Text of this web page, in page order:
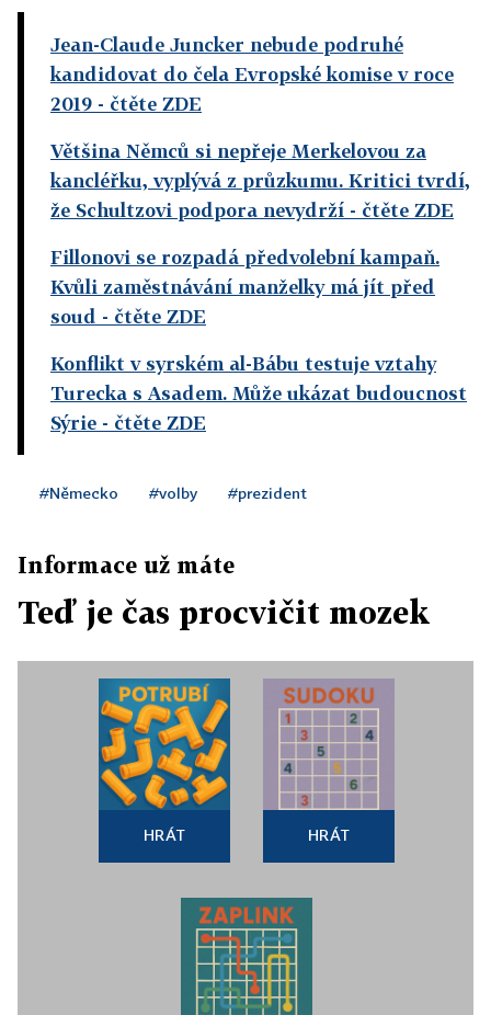
Jean-Claude Juncker nebude podruhé
kandidovat do čela Evropské komise v roce
2019 - čtěte ZDE
Většina Němců si nepřeje Merkelovou za
kancléřku, vyplývá z průzkumu. Kritici tvrdí,
že Schultzovi podpora nevydrží - čtěte ZDE
Fillonovi se rozpadá předvolební kampaň.
Kvůli zaměstnávání manželky má jít před
soud - čtěte ZDE
Konflikt v syrském al-Bábu testuje vztahy
Turecka s Asadem. Může ukázat budoucnost
Sýrie - čtěte ZDE
#Německo #volby #prezident
Informace už máte
Teď je čas procvičit mozek
HRÁT HRÁT